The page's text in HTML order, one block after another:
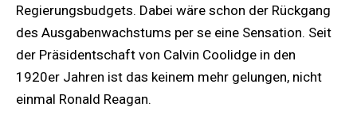
Regierungsbudgets. Dabei wäre schon der Rückgang
des Ausgabenwachstums per se eine Sensation. Seit
der Präsidentschaft von Calvin Coolidge in den
1920er Jahren ist das keinem mehr gelungen, nicht
einmal Ronald Reagan.